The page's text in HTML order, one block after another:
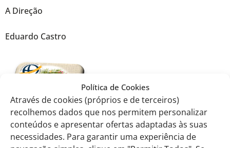
Política de Cookies
Através de cookies (próprios e de terceiros)
recolhemos dados que nos permitem personalizar
conteúdos e apresentar ofertas adaptadas às suas
necessidades. Para garantir uma experiência de
A Direção
Eduardo Castro